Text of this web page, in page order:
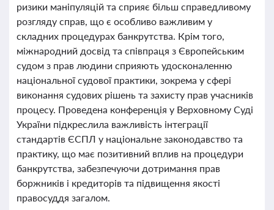
ризики маніпуляцій та сприяє більш справедливому
розгляду справ, що є особливо важливим у
складних процедурах банкрутства. Крім того,
міжнародний досвід та співпраця з Європейським
судом з прав людини сприяють удосконаленню
національної судової практики, зокрема у сфері
виконання судових рішень та захисту прав учасників
процесу. Проведена конференція у Верховному Суді
України підкреслила важливість інтеграції
стандартів ЄСПЛ у національне законодавство та
практику, що має позитивний вплив на процедури
банкрутства, забезпечуючи дотримання прав
боржників і кредиторів та підвищення якості
правосуддя загалом.